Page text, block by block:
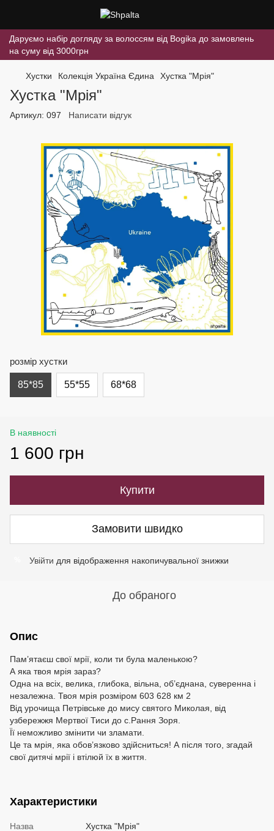
Даруємо набір догляду за волоссям від Bogika до замовлень
на суму від 3000грн
Хустки Колекція Україна Єдина Хустка "Мрія"
Хустка "Мрія"
Артикул: 097 Написати відгук
розмір хустки
85*85 55*55 68*68
В наявності
1 600 грн
Купити
Замовити швидко
Увійти для відображення накопичувальної знижки
До обраного
Опис
Пам’ятаєш свої мрії, коли ти була маленькою?
А яка твоя мрія зараз?
Одна на всіх, велика, глибока, вільна, об’єднана, суверенна і
незалежна. Твоя мрія розміром 603 628 км 2
Від урочища Петрівське до мису святого Миколая, від
узбережжя Мертвої Тиси до с.Рання Зоря.
Її неможливо змінити чи зламати.
Це та мрія, яка обов’язково здійсниться! А після того, згадай
свої дитячі мрії і втілюй їх в життя.
Характеристики
Назва
Хустка "Мрія"